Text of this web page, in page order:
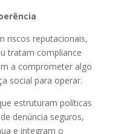
riscos reputacionais,
tratam compliance
a comprometer algo
social para operar.
estruturam políticas
denúncia seguros,
e integram o